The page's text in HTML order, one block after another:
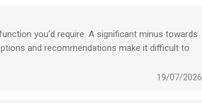
you’d require. A significant minus towards
and recommendations make it difficult to
19/07/2026